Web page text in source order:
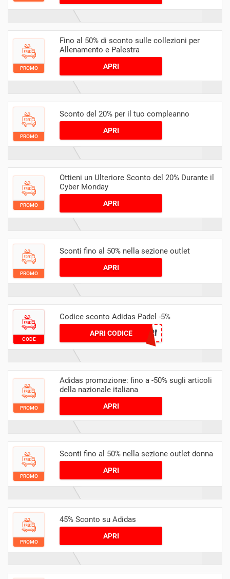
PROMO
Fino al 50% di sconto sulle collezioni per
Allenamento e Palestra
APRI
PROMO
Sconto del 20% per il tuo compleanno
APRI
PROMO
Ottieni un Ulteriore Sconto del 20% Durante il
Cyber Monday
APRI
PROMO
Sconti fino al 50% nella sezione outlet
APRI
CODE
Codice sconto Adidas Padel -5%
APRI CODICE
OUTLETCODICERISPARMIO
PROMO
Adidas promozione: fino a -50% sugli articoli
della nazionale italiana
APRI
PROMO
Sconti fino al 50% nella sezione outlet donna
APRI
PROMO
45% Sconto su Adidas
APRI